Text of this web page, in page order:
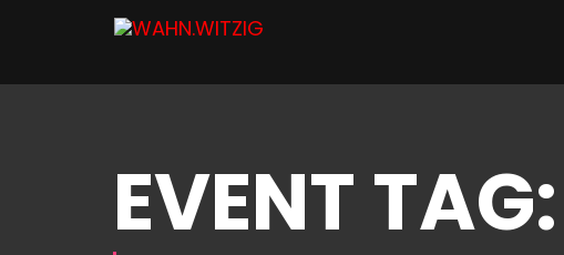
EVENT TAG: